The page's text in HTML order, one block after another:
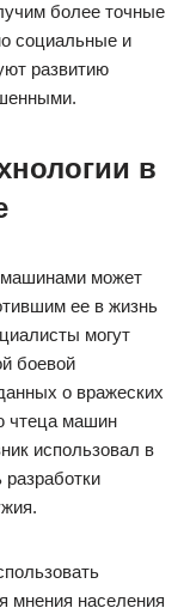
более точные
социальные и
развитию
в
машинами может
ее в жизнь
могут
боевой
о вражеских
чтеца машин
использовал в
разработки
мнения населения